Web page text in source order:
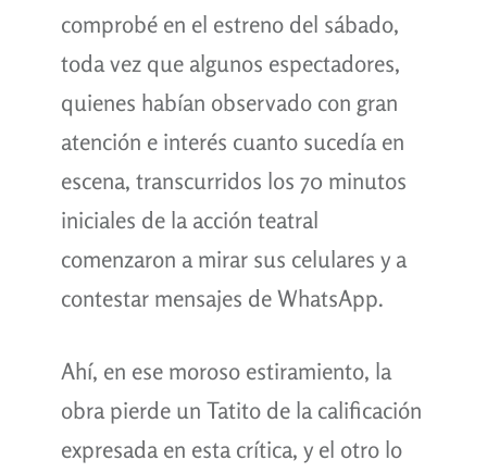
comprobé en el estreno del sábado,
toda vez que algunos espectadores,
quienes habían observado con gran
atención e interés cuanto sucedía en
escena, transcurridos los 70 minutos
iniciales de la acción teatral
comenzaron a mirar sus celulares y a
contestar mensajes de WhatsApp.
Ahí, en ese moroso estiramiento, la
obra pierde un Tatito de la calificación
expresada en esta crítica, y el otro lo